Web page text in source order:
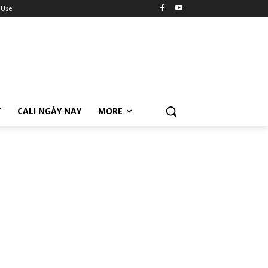
CALI NGÀY NAY MORE